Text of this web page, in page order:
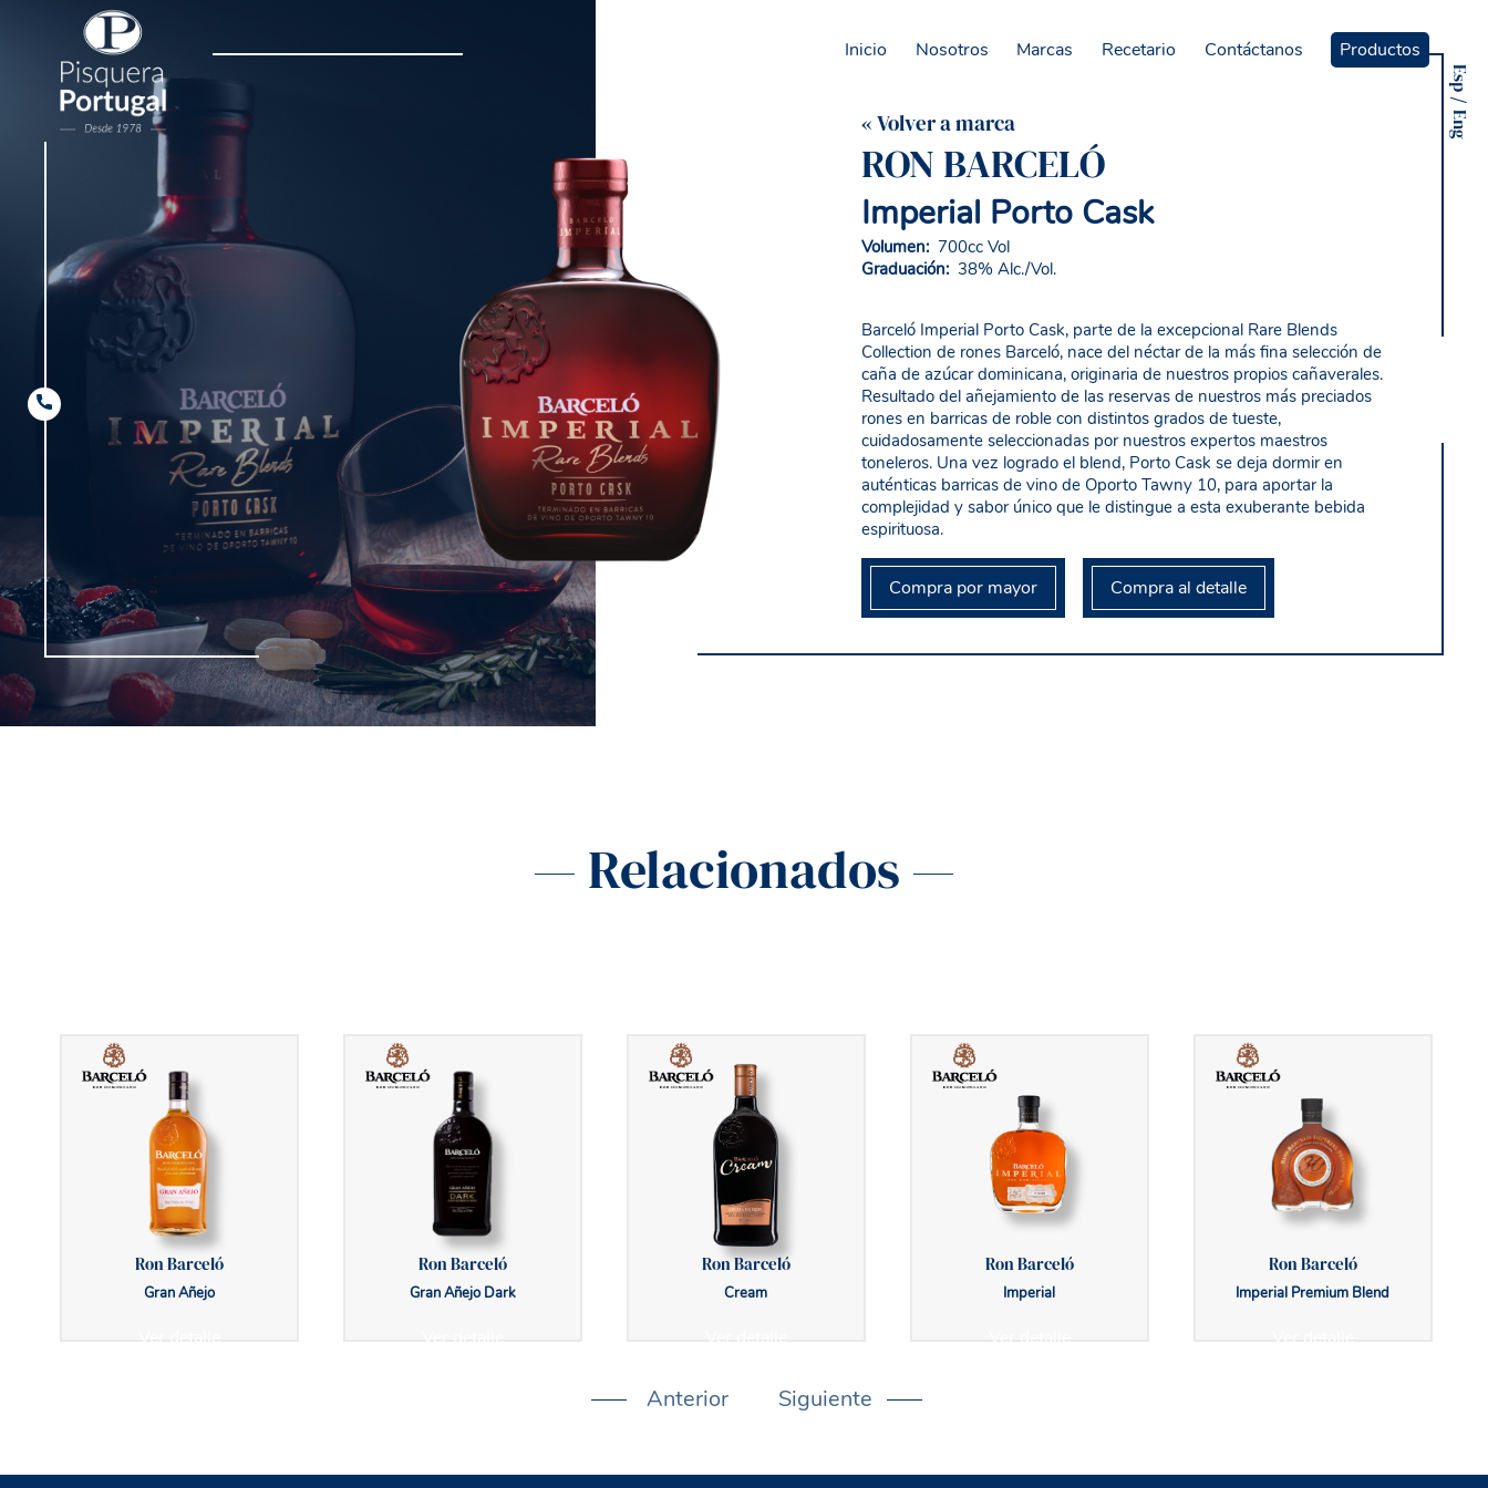
Inicio Nosotros Marcas Recetario Contáctanos Productos
Esp
Eng
« Volver a marca
RON BARCELÓ
Imperial Porto Cask
Volumen: 700cc Vol
Graduación:38% Alc./Vol.
Barceló Imperial Porto Cask, parte de la excepcional Rare Blends
Collection de rones Barceló, nace del néctar de la más fina selección de
caña de azúcar dominicana, originaria de nuestros propios cañaverales.
Resultado del añejamiento de las reservas de nuestros más preciados
rones en barricas de roble con distintos grados de tueste,
cuidadosamente seleccionadas por nuestros expertos maestros
toneleros. Una vez logrado el blend, Porto Cask se deja dormir en
auténticas barricas de vino de Oporto Tawny 10, para aportar la
complejidad y sabor único que le distingue a esta exuberante bebida
espirituosa.
Compra por mayor Compra al detalle
— Relacionados —
Ron Barceló
Gran Añejo
Ron Barceló
Gran Añejo Dark
Ron Barceló
Cream
Ron Barceló
Imperial
Ron Barceló
Imperial Premium Blend